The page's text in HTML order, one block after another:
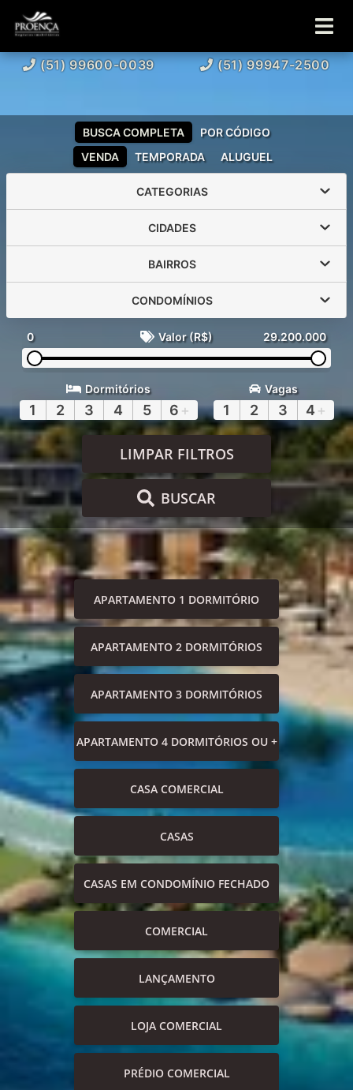
(51) 99600-0039 (51) 99947-2500
VENDA TEMPORADA ALUGUEL
BUSCA COMPLETA POR CÓDIGO
CATEGORIAS
CIDADES
BAIRROS
CONDOMÍNIOS
0 Valor (R$) 29.200.000
Dormitórios
1 2 3 4 5 6 +
Vagas
1 2 3 4 +
LIMPAR FILTROS
BUSCAR
APARTAMENTO 1 DORMITÓRIO
APARTAMENTO 2 DORMITÓRIOS
APARTAMENTO 3 DORMITÓRIOS
APARTAMENTO 4 DORMITÓRIOS OU +
CASA COMERCIAL
CASAS
CASAS EM CONDOMÍNIO FECHADO
COMERCIAL
LANÇAMENTO
LOJA COMERCIAL
PRÉDIO COMERCIAL